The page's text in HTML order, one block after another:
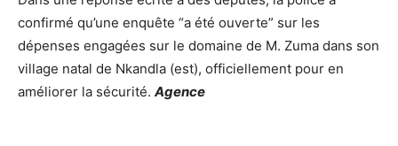
confirmé qu’une enquête “a été ouverte” sur les
dépenses engagées sur le domaine de M. Zuma dans son
village natal de Nkandla (est), officiellement pour en
améliorer la sécurité. Agence